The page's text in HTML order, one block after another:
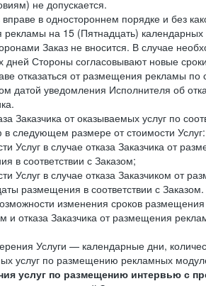
не допускается.
в одностороннем порядке и без
на 15 (Пятнадцать)
Заказ не вносится. В случае
дней Стороны согласовывают новые
отказаться от размещения рекламы
датой уведомления Исполнителя об
Заказчика от оказываемых услуг по
в следующем размере от стоимости Услуг:
Услуг в случае отказа Заказчика от
в соответствии с Заказом;
Услуг в случае отказа Заказчиком от
размещения в соответствии с Заказом.
изменения сроков
и отказа Заказчика от размещения
Услуги — календарные дни,
услуг по размещению рекламных
услуг по размещению интервью с